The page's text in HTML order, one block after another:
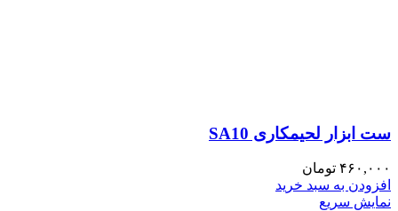
ست ابزار لحیمکاری SA10
۴۶۰,۰۰۰ تومان
افزودن به سبد خرید
نمایش سریع